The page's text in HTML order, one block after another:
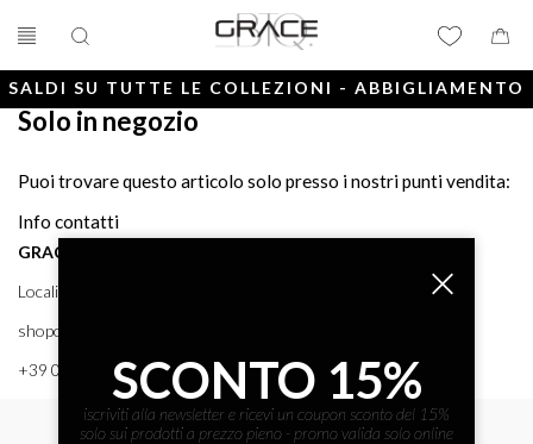
SALDI SU TUTTE LE COLLEZIONI - ABBIGLIAMENTO
Solo in negozio
Puoi trovare questo articolo solo presso i nostri punti vendita:
Info contatti
GRACE BTQ
Località Porto, 38 58043 - PUNTA ALA (GR) GRACE BTQ
shoponline@gracebtq.com
+39 0564 92 24 24SCONTO 15%
iscriviti alla newsletter e ricevi un coupon sconto del 15%
solo sui prodotti a prezzo pieno - promo valida solo online